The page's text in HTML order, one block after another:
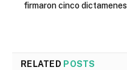
firmaron cinco dictamenes
RELATED POSTS